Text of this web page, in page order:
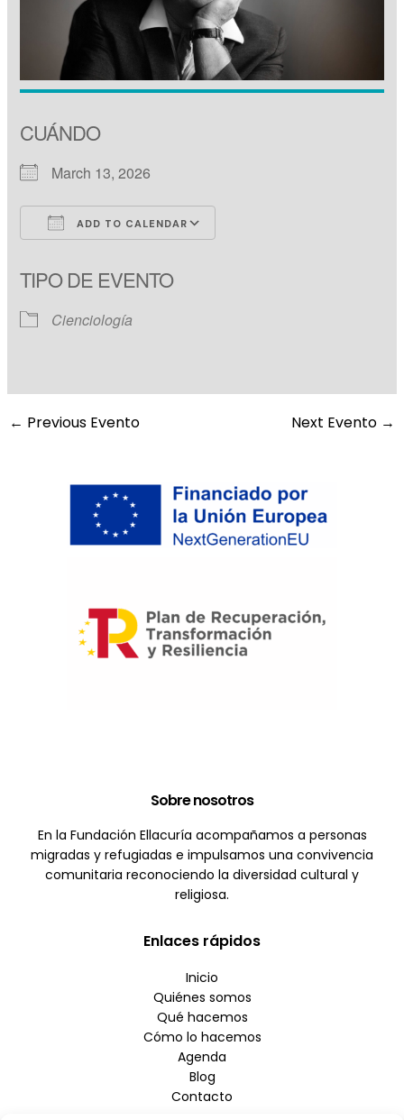
CUÁNDO
March 13, 2026
ADD TO CALENDAR
TIPO DE EVENTO
Cienciología
← Previous Evento Next Evento →
Sobre nosotros
En la Fundación Ellacuría acompañamos a personas
migradas y refugiadas e impulsamos una convivencia
comunitaria reconociendo la diversidad cultural y
religiosa.
Enlaces rápidos
Inicio
Quiénes somos
Qué hacemos
Cómo lo hacemos
Agenda
Blog
Contacto